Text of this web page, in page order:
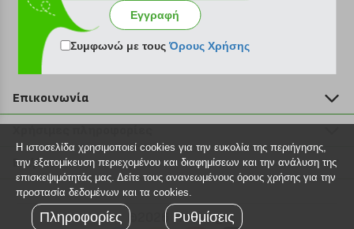
Εγγραφή στο newsletter
Επικοινωνία
211 2000 700
info@plus4u.gr
Η εταιρία
Σημεία παραλαβής
Ευκαιρίες καριέρας
Όροι χρήσης
Βοήθεια
Εξέλιξη παραγγελίας
Τρόποι παραγγελίας©2026 Plus4u.gr
Εγγραφή
Συμφωνώ με τουςΌρους Χρήσης
Η ιστοσελίδα χρησιμοποιεί cookies για την ευκολία της περιήγησης,
την εξατομίκευση περιεχομένου και διαφημίσεων και την ανάλυση της
επισκεψιμότητάς μας. Δείτε τους ανανεωμένους όρους χρήσης για την
προστασία δεδομένων και τα cookies.
Πληροφορίες Ρυθμίσεις